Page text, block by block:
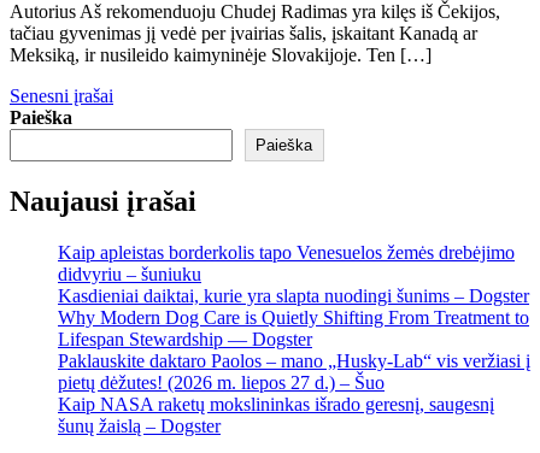
Autorius Aš rekomenduoju Chudej Radimas yra kilęs iš Čekijos,
tačiau gyvenimas jį vedė per įvairias šalis, įskaitant Kanadą ar
Meksiką, ir nusileido kaimyninėje Slovakijoje. Ten […]
Navigacija
tarp
įrašų
Senesni įrašai
Paieška
Paieška
Naujausi įrašai
Kaip apleistas borderkolis tapo Venesuelos žemės drebėjimo
didvyriu – šuniuku
Kasdieniai daiktai, kurie yra slapta nuodingi šunims – Dogster
Why Modern Dog Care is Quietly Shifting From Treatment to
Lifespan Stewardship — Dogster
Paklauskite daktaro Paolos – mano „Husky-Lab“ vis veržiasi į
pietų dėžutes! (2026 m. liepos 27 d.) – Šuo
Kaip NASA raketų mokslininkas išrado geresnį, saugesnį
šunų žaislą – Dogster